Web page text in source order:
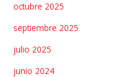
octubre 2025
septiembre 2025
julio 2025
junio 2024